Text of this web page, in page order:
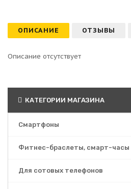
ОПИСАНИЕ ОТЗЫВЫ
Описание отсутствует
КАТЕГОРИИ МАГАЗИНА
Смартфоны
Фитнес-браслеты, смарт-часы
Для сотовых телефонов